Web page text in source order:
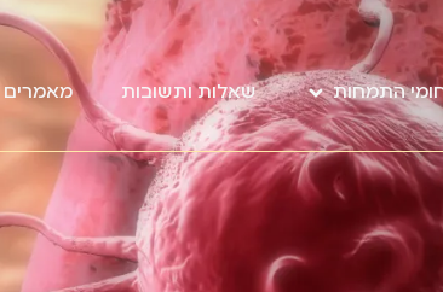
התמחות שאלות ותשובות מאמרים